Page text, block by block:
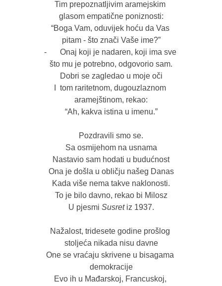
Tim prepoznatljivim aramejskim
glasom empatične poniznosti:
“Boga Vam, oduvijek hoću da Vas
pitam - što znači Vaše ime?”
-	Onaj koji je nadaren, koji ima sve
što mu je potrebno, odgovorio sam.
Dobri se zagledao u moje oči
I  tom raritetnom, dugouzlaznom
aramejštinom, rekao:
“Ah, kakva istina u imenu.”
Pozdravili smo se.
Sa osmijehom na usnama
Nastavio sam hodati u budućnost
Ona je došla u obličju našeg Danas
Kada više nema takve naklonosti.
To je bilo davno, rekao bi Milosz
U pjesmi Susret iz 1937.
Nažalost, tridesete godine prošlog
stoljeća nikada nisu davne
One se vraćaju skrivene u bisagama
demokracije
Evo ih u Mađarskoj, Francuskoj,